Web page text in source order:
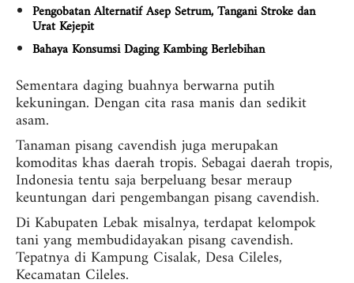
Pengobatan Alternatif Asep Setrum, Tangani Stroke dan
Urat Kejepit
Bahaya Konsumsi Daging Kambing Berlebihan
Sementara daging buahnya berwarna putih
kekuningan. Dengan cita rasa manis dan sedikit
asam.
Tanaman pisang cavendish juga merupakan
komoditas khas daerah tropis. Sebagai daerah tropis,
Indonesia tentu saja berpeluang besar meraup
keuntungan dari pengembangan pisang cavendish.
Di Kabupaten Lebak misalnya, terdapat kelompok
tani yang membudidayakan pisang cavendish.
Tepatnya di Kampung Cisalak, Desa Cileles,
Kecamatan Cileles.